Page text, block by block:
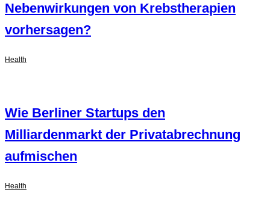
Nebenwirkungen von Krebstherapien
vorhersagen?
Health
Wie Berliner Startups den
Milliardenmarkt der Privatabrechnung
aufmischen
Health